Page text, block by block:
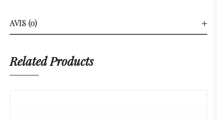
AVIS (0)
Related Products